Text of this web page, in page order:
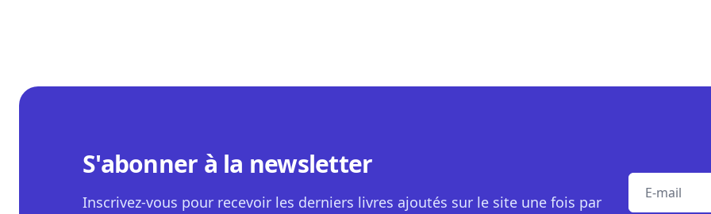
S'abonner à la newsletter
Inscrivez-vous pour recevoir les derniers livres ajoutés sur le site une fois par
E-mail